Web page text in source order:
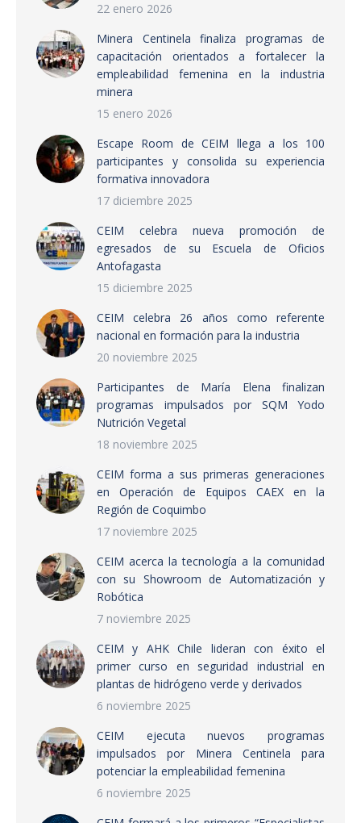
22 enero 2026
Minera Centinela finaliza programas de
capacitación orientados a fortalecer la
empleabilidad femenina en la industria
minera
15 enero 2026
Escape Room de CEIM llega a los 100
participantes y consolida su experiencia
formativa innovadora
17 diciembre 2025
CEIM celebra nueva promoción de
egresados de su Escuela de Oficios
Antofagasta
15 diciembre 2025
CEIM celebra 26 años como referente
nacional en formación para la industria
20 noviembre 2025
Participantes de María Elena finalizan
programas impulsados por SQM Yodo
Nutrición Vegetal
18 noviembre 2025
CEIM forma a sus primeras generaciones
en Operación de Equipos CAEX en la
Región de Coquimbo
17 noviembre 2025
CEIM acerca la tecnología a la comunidad
con su Showroom de Automatización y
Robótica
7 noviembre 2025
CEIM y AHK Chile lideran con éxito el
primer curso en seguridad industrial en
plantas de hidrógeno verde y derivados
6 noviembre 2025
CEIM ejecuta nuevos programas
impulsados por Minera Centinela para
potenciar la empleabilidad femenina
6 noviembre 2025